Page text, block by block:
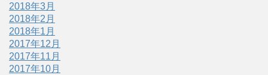
2018年3月
2018年2月
2018年1月
2017年12月
2017年11月
2017年10月